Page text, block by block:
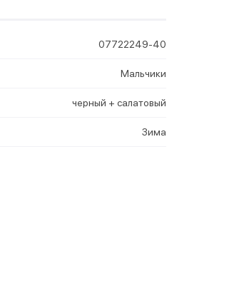
07722249-40
Мальчики
черный + салатовый
Зима